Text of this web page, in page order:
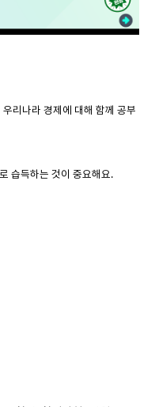
리나라 경제에 대해 함께 공부
습득하는 것이 중요해요.